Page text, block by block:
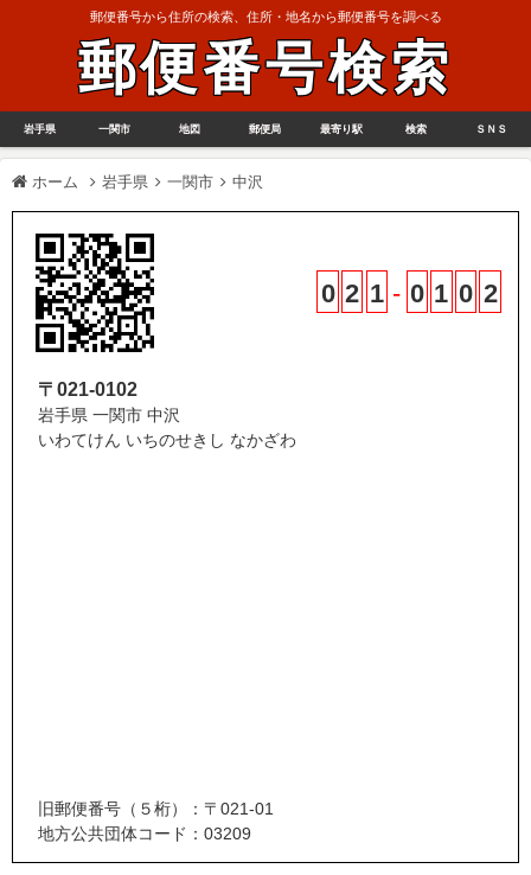
郵便番号から住所の検索、住所・地名から郵便番号を調べる
郵便番号検索
岩手県 一関市 地図 郵便局 最寄り駅 検索 ＳＮＳ
ホーム 岩手県 一関市 中沢
0 2 1 - 0 1 0 2
〒021-0102
岩手県 一関市 中沢
いわてけん いちのせきし なかざわ
旧郵便番号（５桁）：〒021-01
地方公共団体コード：03209